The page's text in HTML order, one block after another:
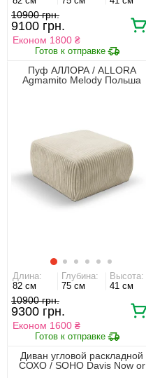
10900 грн.
9100 грн.
Економ 1800 ₴
Пуф АЛЛОРА / ALLORA
Agmamito Melody Польша
Длина:
82 см
Глубина:
75 см
Высота:
41 см
10900 грн.
9300 грн.
Економ 1600 ₴
Диван угловой раскладной
СОХО / SOHO Davis Now or